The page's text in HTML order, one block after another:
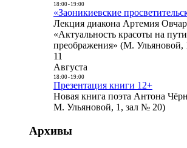
18:00- 19:00
«Заоникиевские
Лекция диакона Артемия
«Актуальность красоты на
преображения» (М. Ульяновой,
11
Августа
18:00- 19:00
Презентация книги 12+
Новая книга поэта Антона
М. Ульяновой, 1, зал № 20)
Архивы